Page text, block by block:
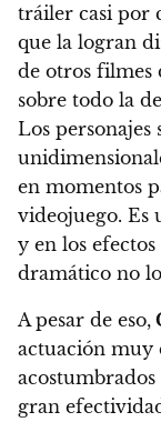
tráiler casi por
que la logran
de otros filmes
sobre todo la de
Los personajes
en momentos
videojuego. Es
y en los
dramático no
A pesar de eso,
actuación muy
acostumbrados
gran